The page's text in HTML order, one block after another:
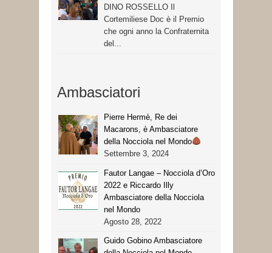
DINO ROSSELLO Il
Cortemiliese Doc è il Premio
che ogni anno la Confraternita
del...
Ambasciatori
Pierre Hermè, Re dei
Macarons, è Ambasciatore
della Nocciola nel Mondo
Settembre 3, 2024
Fautor Langae – Nocciola d’Oro
2022 e Riccardo Illy
Ambasciatore della Nocciola
nel Mondo
Agosto 28, 2022
Guido Gobino Ambasciatore